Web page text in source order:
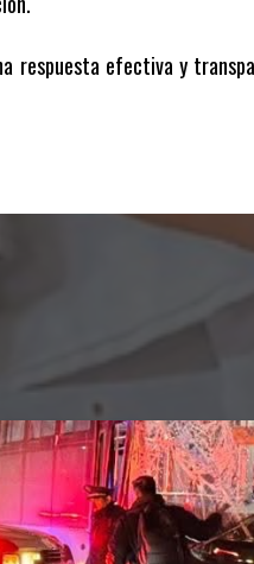
respuesta efectiva y